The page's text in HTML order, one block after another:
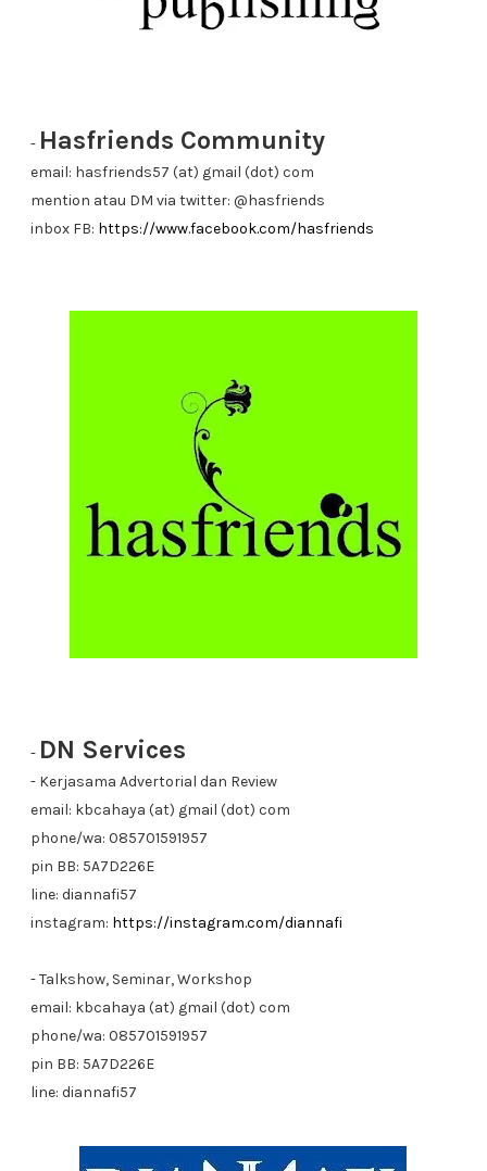
- Hasfriends Community
email: hasfriends57 (at) gmail (dot) com
mention atau DM via twitter: @hasfriends
inbox FB: https://www.facebook.com/hasfriends
- DN Services
- Kerjasama Advertorial dan Review
email: kbcahaya (at) gmail (dot) com
phone/wa: 085701591957
pin BB: 5A7D226E
line: diannafi57
instagram: https://instagram.com/diannafi
- Talkshow, Seminar, Workshop
email: kbcahaya (at) gmail (dot) com
phone/wa: 085701591957
pin BB: 5A7D226E
line: diannafi57